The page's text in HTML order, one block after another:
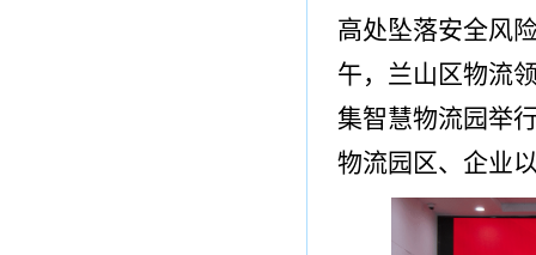
高处坠落安全风
午，兰山区物流
集智慧物流园举
物流园区、企业